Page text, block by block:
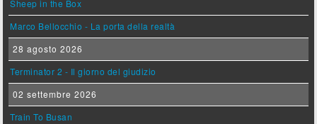
Sheep in the Box
Marco Bellocchio - La porta della realtà
28 agosto 2026
Terminator 2 - Il giorno del giudizio
02 settembre 2026
Train To Busan